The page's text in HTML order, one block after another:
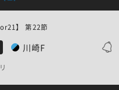
川崎F
】 第22節